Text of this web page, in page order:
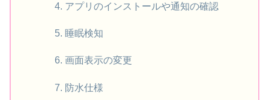
アプリのインストールや通知の確認
睡眠検知
画面表示の変更
防水仕様